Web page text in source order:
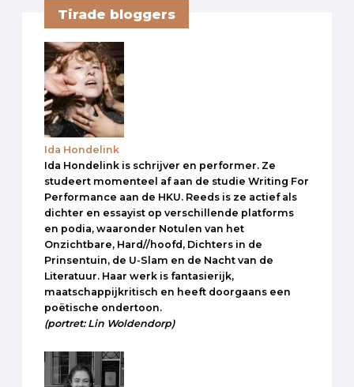
Tirade bloggers
Ida Hondelink
Ida Hondelink is schrijver en performer. Ze
studeert momenteel af aan de studie Writing For
Performance aan de HKU. Reeds is ze actief als
dichter en essayist op verschillende platforms
en podia, waaronder Notulen van het
Onzichtbare, Hard//hoofd, Dichters in de
Prinsentuin, de U-Slam en de Nacht van de
Literatuur. Haar werk is fantasierijk,
maatschappijkritisch en heeft doorgaans een
poëtische ondertoon.
(portret: Lin Woldendorp)